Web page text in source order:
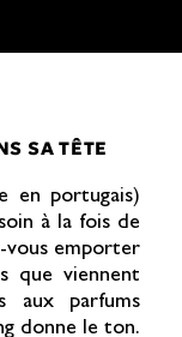
SA TÊTE
en portugais)
à la fois de
vous emporter
que viennent
aux parfums
donne le ton.